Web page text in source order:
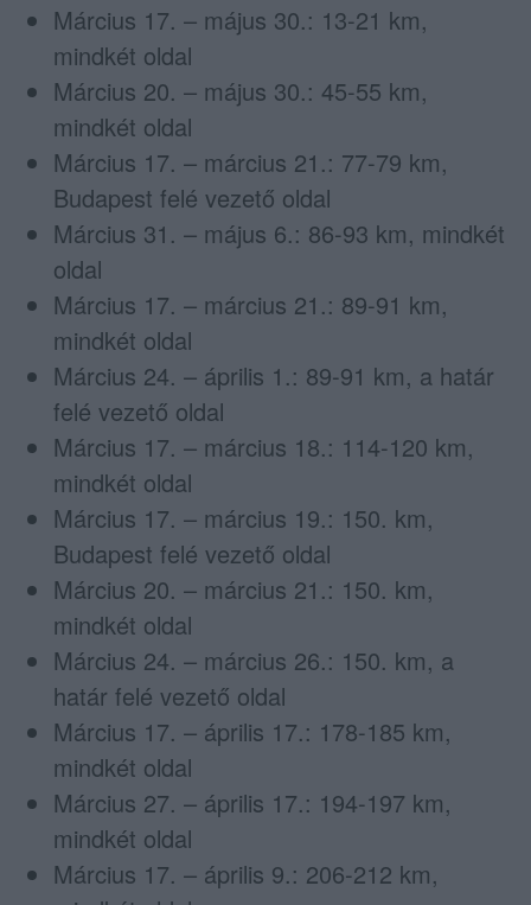
Március 17. – május 30.: 13-21 km,
mindkét oldal
Március 20. – május 30.: 45-55 km,
mindkét oldal
Március 17. – március 21.: 77-79 km,
Budapest felé vezető oldal
Március 31. – május 6.: 86-93 km, mindkét
oldal
Március 17. – március 21.: 89-91 km,
mindkét oldal
Március 24. – április 1.: 89-91 km, a határ
felé vezető oldal
Március 17. – március 18.: 114-120 km,
mindkét oldal
Március 17. – március 19.: 150. km,
Budapest felé vezető oldal
Március 20. – március 21.: 150. km,
mindkét oldal
Március 24. – március 26.: 150. km, a
határ felé vezető oldal
Március 17. – április 17.: 178-185 km,
mindkét oldal
Március 27. – április 17.: 194-197 km,
mindkét oldal
Március 17. – április 9.: 206-212 km,